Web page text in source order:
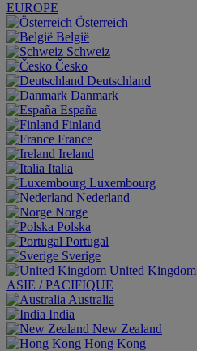
EUROPE
Österreich
België
Schweiz
Česko
Deutschland
Danmark
España
Finland
France
Ireland
Italia
Luxembourg
Nederland
Norge
Polska
Portugal
Sverige
United Kingdom
ASIE / PACIFIQUE
Australia
India
New Zealand
Hong Kong